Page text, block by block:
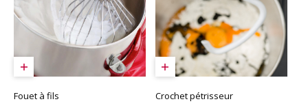
Fouet à fils Crochet pétrisseur